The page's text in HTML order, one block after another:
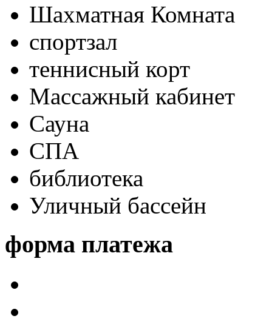
Шахматная Комната
спортзал
теннисный корт
Массажный кабинет
Сауна
СПА
библиотека
Уличный бассейн
форма платежа